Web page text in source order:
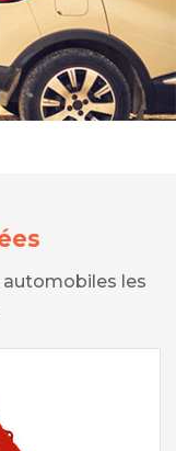
automobiles les